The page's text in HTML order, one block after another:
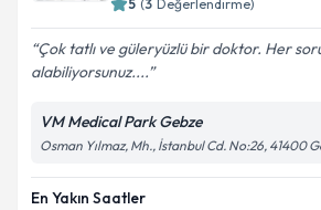
5 (3 Değerlendirme)
Çok tatlı ve güleryüzlü bir doktor. Her
alabiliyorsunuz....
VM Medical Park Gebze
Osman Yılmaz, Mh., İstanbul Cd. No:26, 41400
En Yakın Saatler